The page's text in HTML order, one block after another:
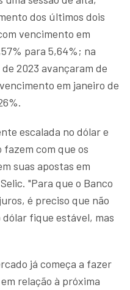
dos últimos dois
vencimento em
para 5,64%; na
2023 avançaram de
em janeiro de
escalada no dólar e
fazem com que os
suas apostas em
"Para que o Banco
é preciso que não
fique estável, mas
já começa a fazer
relação à próxima